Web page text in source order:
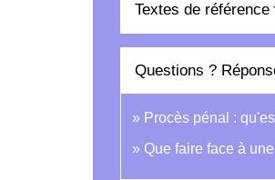
Textes de référence
Questions ?
Procès pénal :
Que faire face à